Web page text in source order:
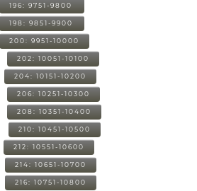
196: 9751-9800
198: 9851-9900
200: 9951-10000
202: 10051-10100
204: 10151-10200
206: 10251-10300
208: 10351-10400
210: 10451-10500
212: 10551-10600
214: 10651-10700
216: 10751-10800